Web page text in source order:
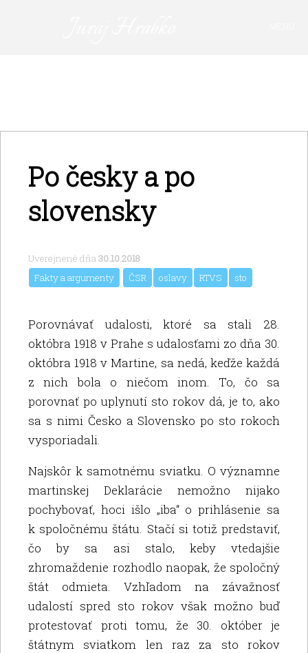
Po česky a po
slovensky
Uverejnené dňa30.10.2018
Fakty a argumenty
ČSR oslavy RTVS sto
Porovnávať udalosti, ktoré sa stali 28.
októbra 1918 v Prahe s udalosťami zo dňa 30.
októbra 1918 v Martine, sa nedá, keďže každá
z nich bola o niečom inom. To, čo sa
porovnať po uplynutí sto rokov dá, je to, ako
sa s nimi Česko a Slovensko po sto rokoch
vysporiadali.
Najskôr k samotnému sviatku. O významne
martinskej Deklarácie nemožno nijako
pochybovať, hoci išlo „iba“ o prihlásenie sa
k spoločnému štátu. Stačí si totiž predstaviť,
čo by sa asi stalo, keby vtedajšie
zhromaždenie rozhodlo naopak, že spoločný
štát odmieta. Vzhľadom na závažnosť
udalostí spred sto rokov však možno buď
protestovať proti tomu, že 30. október je
štátnym sviatkom len raz za sto rokov